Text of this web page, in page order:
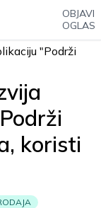
OBJAVI
OGLAS
koristi